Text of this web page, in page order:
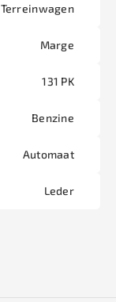
Terreinwagen
Marge
131 PK
Benzine
Automaat
Leder